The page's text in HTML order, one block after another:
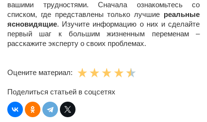
вашими трудностями. Сначала ознакомьтесь со
списком, где представлены только лучшие реальные
ясновидящие. Изучите информацию о них и сделайте
первый шаг к большим жизненным переменам –
расскажите эксперту о своих проблемах.
Оцените материал:
Поделиться статьей в соцсетях